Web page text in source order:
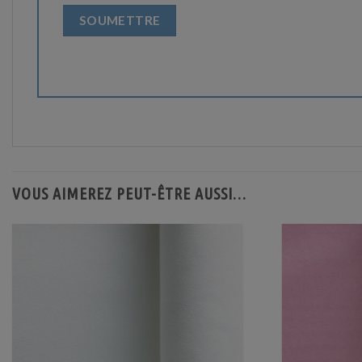
VOUS AIMEREZ PEUT-ÊTRE AUSSI…